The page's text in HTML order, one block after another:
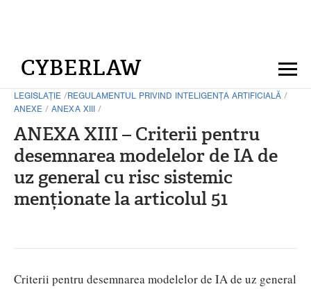
CYBERLAW
LEGISLAȚIE /REGULAMENTUL PRIVIND INTELIGENȚA ARTIFICIALĂ /
ANEXE / ANEXA XIII /
ANEXA XIII – Criterii pentru
desemnarea modelelor de IA de
uz general cu risc sistemic
menționate la articolul 51
Criterii pentru desemnarea modelelor de IA de uz general